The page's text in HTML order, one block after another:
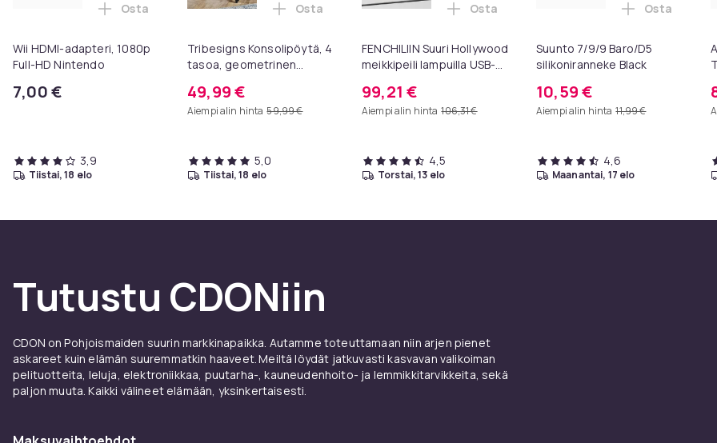
Wii HDMI-adapteri, 1080p
Full-HD Nintendo
7,00 €
Lisää Wii HDMI-adapteri, 1080p Full-HD Nintendo ostoskoriin
Osta
3,9
tiistai, 18 elo
Tribesigns Konsolipöytä, 4
tasoa, geometrinen
cm, eteispöytä, sivupöytä,
sohvapöytä
49,99 €
Aiempi alin hinta 59,99 €
Lisää Tribesigns Konsolipöytä, 4 tasoa, geometrinen metallirunko, 100
Osta
5,0
tiistai, 18 elo
FENCHILIIN Suuri Hollywood
meikkipeili lampuilla USB-
valkoinen 80 x 58 cm
99,21 €
Aiempi alin hinta 106,31 €
Lisää FENCHILIIN Suuri Hollywood
Osta
4,5
torstai, 13 elo
Suunto 7/9/9 Baro/D5
silikoniranneke Black
10,59 €
Aiempi alin hinta 11,99 €
Lisää
Osta
4,6
maanantai, 17 elo
Tutustu CDONiin
CDON on Pohjoismaiden suurin markkinapaikka. Autamme toteuttamaan niin arjen pienet
askareet kuin elämän suuremmatkin haaveet. Meiltä löydät jatkuvasti kasvavan valikoiman
pelituotteita, leluja, elektroniikkaa, puutarha-, kauneudenhoito- ja lemmikkitarvikkeita, sekä
paljon muuta. Kaikki välineet elämään, yksinkertaisesti.